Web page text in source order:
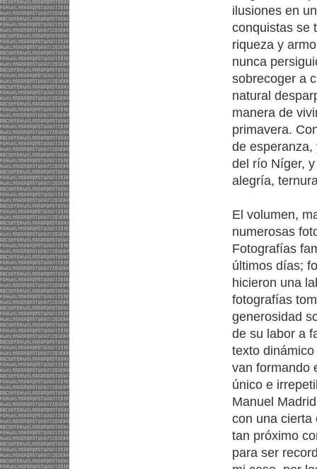
ilusiones en
conquistas se
riqueza y
nunca
sobrecoger a
natural
manera de
primavera.
de esperanza,
del río Níger,
alegría,
El volumen,
numerosas
Fotografías
últimos días;
hicieron una
fotografías
generosidad
de su labor a
texto
van formando
único e
Manuel
con una cierta
tan próximo
para ser